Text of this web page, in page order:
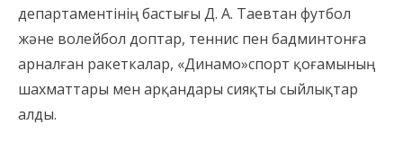
департаментінің бастығы Д. А. Таевтан футбол
және волейбол доптар, теннис пен бадминтонға
арналған ракеткалар, «Динамо»спорт қоғамының
шахматтары мен арқандары сияқты сыйлықтар
алды.